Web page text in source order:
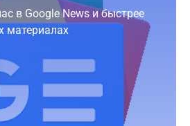
в Google News и быстрее
материалах